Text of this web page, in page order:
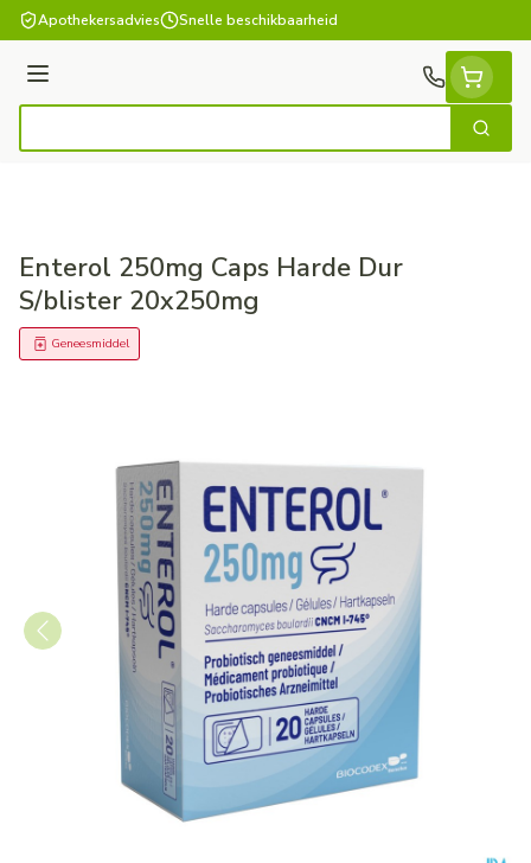
Ga naar de inhoud
Apothekersadvies Snelle beschikbaarheid
Menu
Zoek
Enterol 250mg Caps Harde Dur
S/blister 20x250mg
Geneesmiddel